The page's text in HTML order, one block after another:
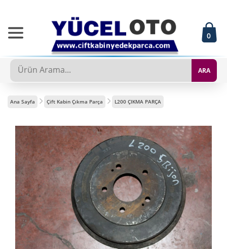
0
ARA
Ana Sayfa Çift Kabin Çıkma Parça L200 ÇIKMA PARÇA